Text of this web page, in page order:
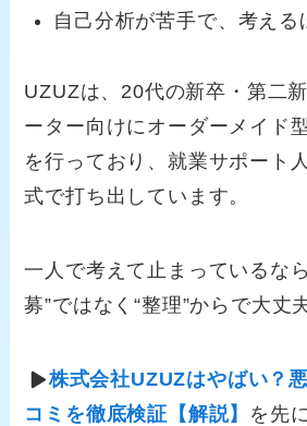
自己分析が苦手で、考える
UZUZは、20代の新卒・第二
ーター向けにオーダーメイド
を行っており、就業サポート
式で打ち出しています。
一人で考えて止まっているな
募”ではなく“整理”からで大丈
株式会社UZUZはやばい？
コミを徹底検証【解説】 を先